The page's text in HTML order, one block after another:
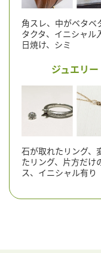
角スレ、中がベタベ
タクタ、イニシャル
日焼け、シミ
ジュエリー
石が取れたリング、
たリング、片方だけ
ス、イニシャル有り